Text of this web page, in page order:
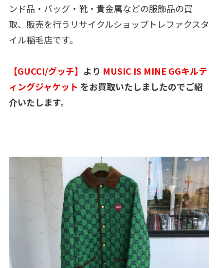
ンド品・バッグ・靴・貴金属などの服飾品の買
取、販売を行うリサイクルショップトレファクスタ
イル稲毛店です。
【GUCCI/グッチ】 より MUSIC IS MINE GGキルテ
ィングジャケット をお買取いたしましたのでご紹
介いたします。